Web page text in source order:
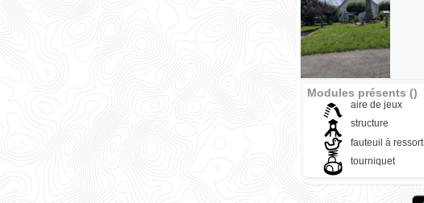
Modules présents ()
aire de jeux
structure
fauteuil à ressort
tourniquet